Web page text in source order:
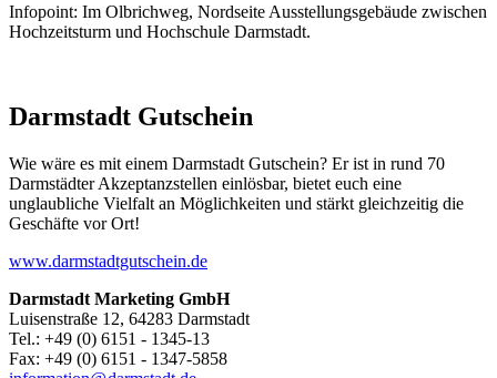
Infopoint: Im Olbrichweg, Nordseite Ausstellungsgebäude zwischen
Hochzeitsturm und Hochschule Darmstadt.
Darmstadt Gutschein
Wie wäre es mit einem Darmstadt Gutschein? Er ist in rund 70
Darmstädter Akzeptanzstellen einlösbar, bietet euch eine
unglaubliche Vielfalt an Möglichkeiten und stärkt gleichzeitig die
Geschäfte vor Ort!
www.darmstadtgutschein.de
Darmstadt Marketing GmbH
Luisenstraße 12, 64283 Darmstadt
Tel.: +49 (0) 6151 - 1345-13
Fax: +49 (0) 6151 - 1347-5858